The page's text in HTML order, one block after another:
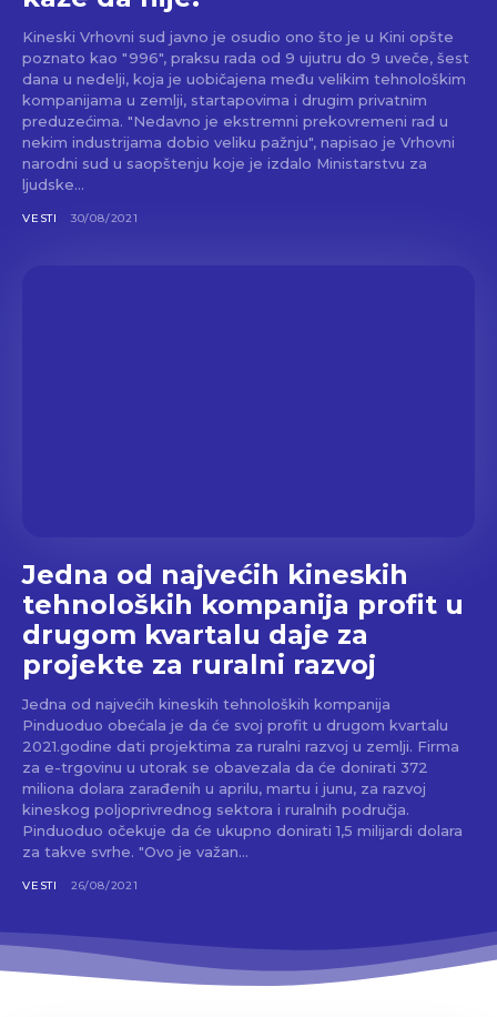
Kineski Vrhovni sud javno je osudio ono što je u Kini opšte
poznato kao "996", praksu rada od 9 ujutru do 9 uveče, šest
dana u nedelji, koja je uobičajena među velikim tehnološkim
kompanijama u zemlji, startapovima i drugim privatnim
preduzećima. "Nedavno je ekstremni prekovremeni rad u
nekim industrijama dobio veliku pažnju", napisao je Vrhovni
narodni sud u saopštenju koje je izdalo Ministarstvu za
ljudske...
VESTI 30/08/2021
Jedna od najvećih kineskih
tehnoloških kompanija profit u
drugom kvartalu daje za
projekte za ruralni razvoj
Jedna od najvećih kineskih tehnoloških kompanija
Pinduoduo obećala je da će svoj profit u drugom kvartalu
2021.godine dati projektima za ruralni razvoj u zemlji. Firma
za e-trgovinu u utorak se obavezala da će donirati 372
miliona dolara zarađenih u aprilu, martu i junu, za razvoj
kineskog poljoprivrednog sektora i ruralnih područja.
Pinduoduo očekuje da će ukupno donirati 1,5 milijardi dolara
za takve svrhe. "Ovo je važan...
VESTI 26/08/2021